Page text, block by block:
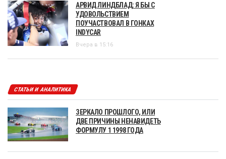
АРВИД ЛИНДБЛАД: Я БЫ С
УДОВОЛЬСТВИЕМ
ПОУЧАСТВОВАЛ В ГОНКАХ
INDYCAR
Вчера в 15:16
СТАТЬИ И АНАЛИТИКА
ЗЕРКАЛО ПРОШЛОГО, ИЛИ
ДВЕ ПРИЧИНЫ НЕНАВИДЕТЬ
ФОРМУЛУ 1 1998 ГОДА